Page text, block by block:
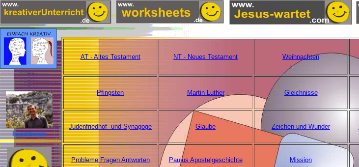
Impressum
AT - Altes Testament NT - Neues Testament Weihnachten
Pfingsten Martin Luther Gleichnisse
Judenfriedhof und Synagoge Glaube Zeichen und Wunder
Probleme Fragen Antworten Paulus Apostelgeschichte Mission